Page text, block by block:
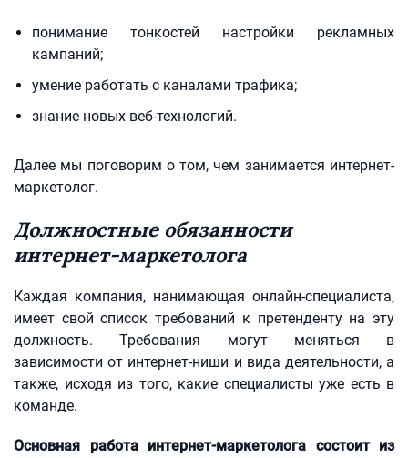
понимание тонкостей настройки рекламных
кампаний;
умение работать с каналами трафика;
знание новых веб-технологий.
Далее мы поговорим о том, чем занимается интернет-
маркетолог.
Должностные обязанности
интернет-маркетолога
Каждая компания, нанимающая онлайн-специалиста,
имеет свой список требований к претенденту на эту
должность. Требования могут меняться в
зависимости от интернет-ниши и вида деятельности, а
также, исходя из того, какие специалисты уже есть в
команде.
Основная работа интернет-маркетолога состоит из